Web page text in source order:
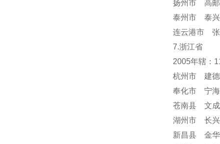
扬州市 高
泰州市 泰
连云港市 张
7.浙江省
2005年辖：
杭州市 建
奉化市 宁
苍南县 文
湖州市 长
新昌县 金